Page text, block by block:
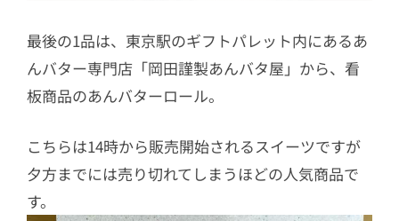
最後の1品は、東京駅のギフトパレット内にあるあ
んバター専門店「岡田謹製あんバタ屋」から、看
板商品のあんバターロール。
こちらは14時から販売開始されるスイーツですが
夕方までには売り切れてしまうほどの人気商品で
す。